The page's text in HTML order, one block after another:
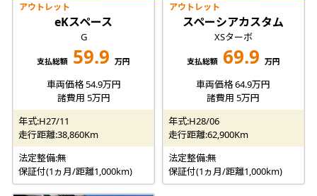
アウトレット
eKスペース
G
支払総額 59.9 万円
車両価格 54.9万円
諸費用 5万円
年式:H27/11
走行距離:38,860Km
法定整備:無
保証付(1ヵ月/距離1,000km)
アウトレット
スペーシアカスタム
XSターボ
支払総額 69.9 万円
車両価格 64.9万円
諸費用 5万円
年式:H28/06
走行距離:62,900Km
法定整備:無
保証付(1ヵ月/距離1,000km)